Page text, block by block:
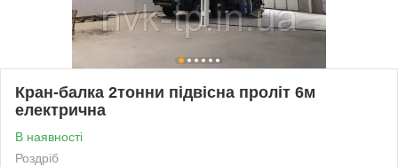
Кран-балка 2тонни підвісна проліт 6м
електрична
В наявності
Роздріб